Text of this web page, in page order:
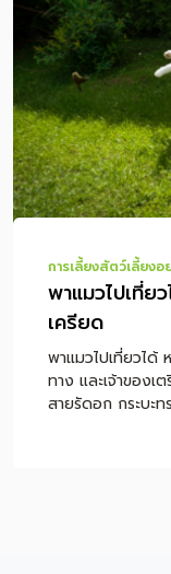
ด้วยรถยนต์ ต้องดู
ลดอาการได้อย่าง
เลือกที่พัก Pet-
ทำอย่างไรให้สุนั
ดีกว่า? โภชนากา
เมื่อพาหมาเที่ยว
ตลอดทริป คำถา
การเลี้ยงสัตว์เลี้ยง
พาแมวไปเที่ย
เครียด
พาแมวไปเที่ยวได้
ทาง และเจ้าของเ
สายรัดอก กระบะ